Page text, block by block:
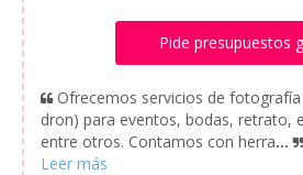
Pide presupuestos
Ofrecemos servicios de
dron) para eventos, bodas, retrato,
entre otros. Contamos con herra...